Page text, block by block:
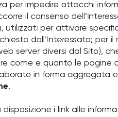
per impedire attacchi
il consenso
utilizzati per attivare
dall’Interessato; per
server diversi dal Sito),
come e quanto le
in forma aggregata
.
i link alle